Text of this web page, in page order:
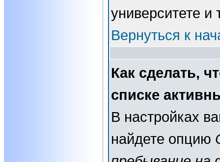
университете и
Вернуться к
Как сделать,
списке
В настройках
найдете опцию